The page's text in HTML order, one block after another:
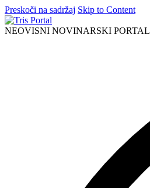
Preskoči na sadržaj Skip to Content
NEOVISNI NOVINARSKI PORTAL